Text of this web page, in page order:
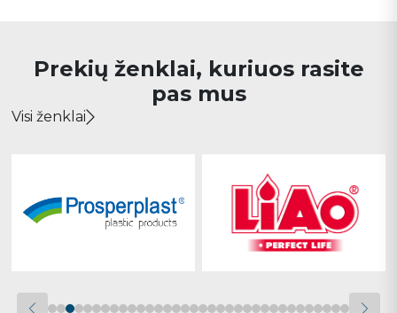
Prekių ženklai, kuriuos rasite
pas mus
Visi ženklai